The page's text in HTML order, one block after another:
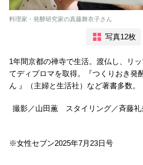
料理家・発酵研究家の真藤舞衣子さん
写真12枚
1年間京都の禅寺で生活。渡仏し、リ
てディプロマを取得。『つくりおき発
ん 』（主婦と生活社）など著書多数。
撮影／山田薫 スタイリング／斉藤
※女性セブン2025年7月23日号